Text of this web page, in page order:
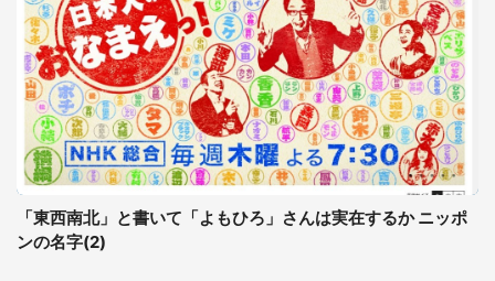
「東西南北」と書いて「よもひろ」さんは実在するか ニッポ
ンの名字(2)